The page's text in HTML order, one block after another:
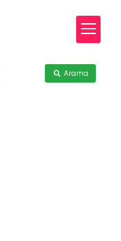
Arama